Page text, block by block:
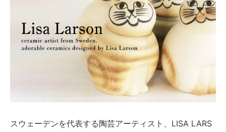
スウェーデンを代表する陶芸アーティスト、LISA LARS